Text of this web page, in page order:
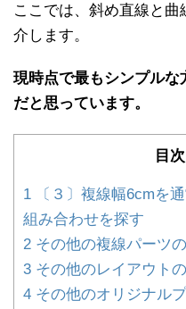
ここでは、斜め直線と
介します。
現時点で最もシンプル
だと思っています。
目次
1 〔３〕複線幅6cmを
組み合わせを探す
2 その他の複線パーツ
3 その他のレイアウト
4 その他のオリジナル